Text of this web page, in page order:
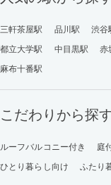
三軒茶屋駅 品川駅 渋谷
都立大学駅
中目黒駅 赤
麻布十番駅
こだわりから探
ルーフバルコニー付き 庭
ひとり暮らし向け
ふたり